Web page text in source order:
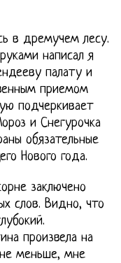
в дремучем лесу.
написал я
палату и
приемом
подчеркивает
и Снегурочка
обязательные
Нового года.
заключено
слов. Видно, что
произвела на
меньше, мне